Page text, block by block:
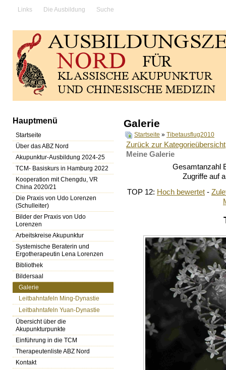
Links Die Ausbildung Suche
Hauptmenü
Startseite
Über das ABZ Nord
Akupunktur-Ausbildung 2024-25
TCM- Basiskurs in Hamburg 2022
Kooperation mit Chengdu, VR
China 2020/21
Die Praxis von Udo Lorenzen
(Schulleiter)
Bilder der Praxis von Udo
Lorenzen
Arbeitskreise Akupunktur
Systemische Beraterin und
Ergotherapeutin Lena Lorenzen
Bibliothek
Bildersaal
Galerie
Leitbahntafeln Ming-Dynastie
Leitbahntafeln Yuan-Dynastie
Übersicht über die
Akupunkturpunkte
Einführung in die TCM
Therapeutenliste ABZ Nord
Kontakt
Galerie
Startseite » Tibetausflug2010
Zurück zur Kategorieübersicht
Meine Galerie
Gesamtanzahl
Zugriffe auf
TOP 12: Hoch bewertet -